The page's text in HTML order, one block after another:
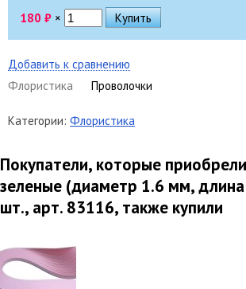
180 ₽ ×
Добавить к сравнению
Флористика
Проволочки
Категории: Флористика
Покупатели, которые
зеленые (диаметр 1.6 мм,
шт., арт. 83116, также купили